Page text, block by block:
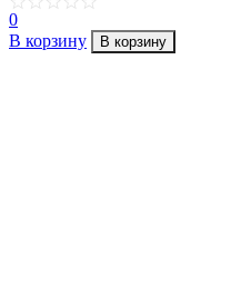
0
В корзину
В корзину